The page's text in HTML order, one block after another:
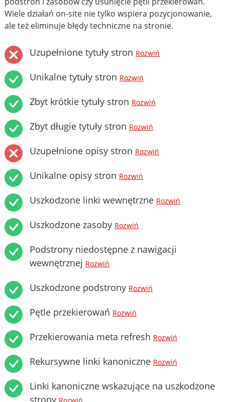
Wiele działań on-site nie tylko wspiera pozycjonowanie,
ale też eliminuje błędy techniczne na stronie.
Uzupełnione tytuły stron Rozwiń
Unikalne tytuły stron Rozwiń
Zbyt krótkie tytuły stron Rozwiń
Zbyt długie tytuły stron Rozwiń
Uzupełnione opisy stron Rozwiń
Unikalne opisy stron Rozwiń
Uszkodzone linki wewnętrzne Rozwiń
Uszkodzone zasoby Rozwiń
Podstrony niedostępne z nawigacji
wewnętrznej Rozwiń
Uszkodzone podstrony Rozwiń
Pętle przekierowań Rozwiń
Przekierowania meta refresh Rozwiń
Rekursywne linki kanoniczne Rozwiń
Linki kanoniczne wskazujące na uszkodzone
strony